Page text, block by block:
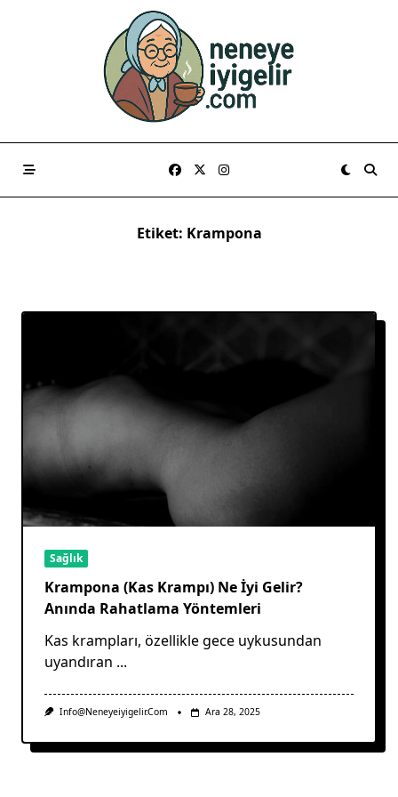
Etiket: Krampona
Sağlık
Krampona (Kas Krampı) Ne İyi Gelir?
Anında Rahatlama Yöntemleri
Kas krampları, özellikle gece uykusundan
uyandıran ...
Info@neneyeiyigelir.com Ara 28, 2025